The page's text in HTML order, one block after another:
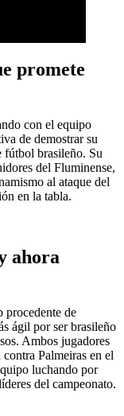
promete
con el equipo
de demostrar su
fútbol brasileño. Su
del Fluminense,
al ataque del
en la tabla.
ahora
procedente de
ágil por ser brasileño
Ambos jugadores
Palmeiras en el
luchando por
del campeonato.